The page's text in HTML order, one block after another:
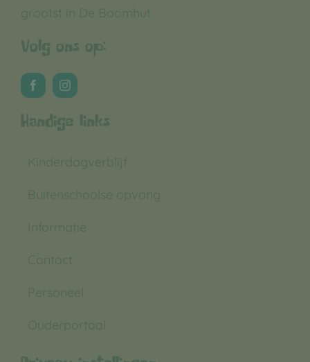
grootst in De Boomhut
Volg ons op:
Handige links
Kinderdagverblijf
Buitenschoolse opvang
Informatie
Contact
Personeel
Ouderportaal